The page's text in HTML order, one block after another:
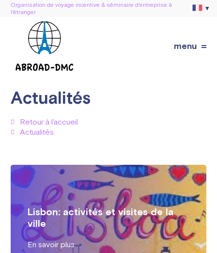
Organisation de voyage incentive & séminaire d'entreprise à
l'étranger
menu
Actualités
Retour à l'accueil
Actualités
Lisbon: activités et visites de la
ville
En savoir plus